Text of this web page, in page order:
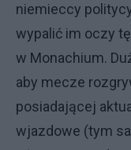
niemieccy
wypalić im oczy
w Monachium.
aby mecze
posiadającej
wjazdowe (tym